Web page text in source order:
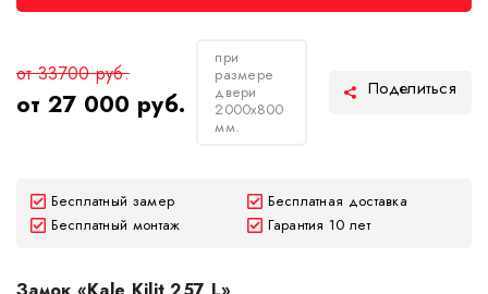
от 33700 руб.
от 27 000 руб.
при
размере
двери
2000х800
мм.
Бесплатный замер
Бесплатная доставка
Бесплатный монтаж
Гарантия 10 лет